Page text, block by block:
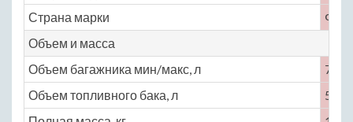
Страна марки
Объем и масса
Объем багажника мин/макс, л
78
Объем топливного бака, л
50